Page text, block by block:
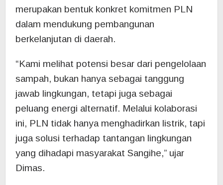
merupakan bentuk konkret komitmen PLN
dalam mendukung pembangunan
berkelanjutan di daerah.
“Kami melihat potensi besar dari pengelolaan
sampah, bukan hanya sebagai tanggung
jawab lingkungan, tetapi juga sebagai
peluang energi alternatif. Melalui kolaborasi
ini, PLN tidak hanya menghadirkan listrik, tapi
juga solusi terhadap tantangan lingkungan
yang dihadapi masyarakat Sangihe,” ujar
Dimas.